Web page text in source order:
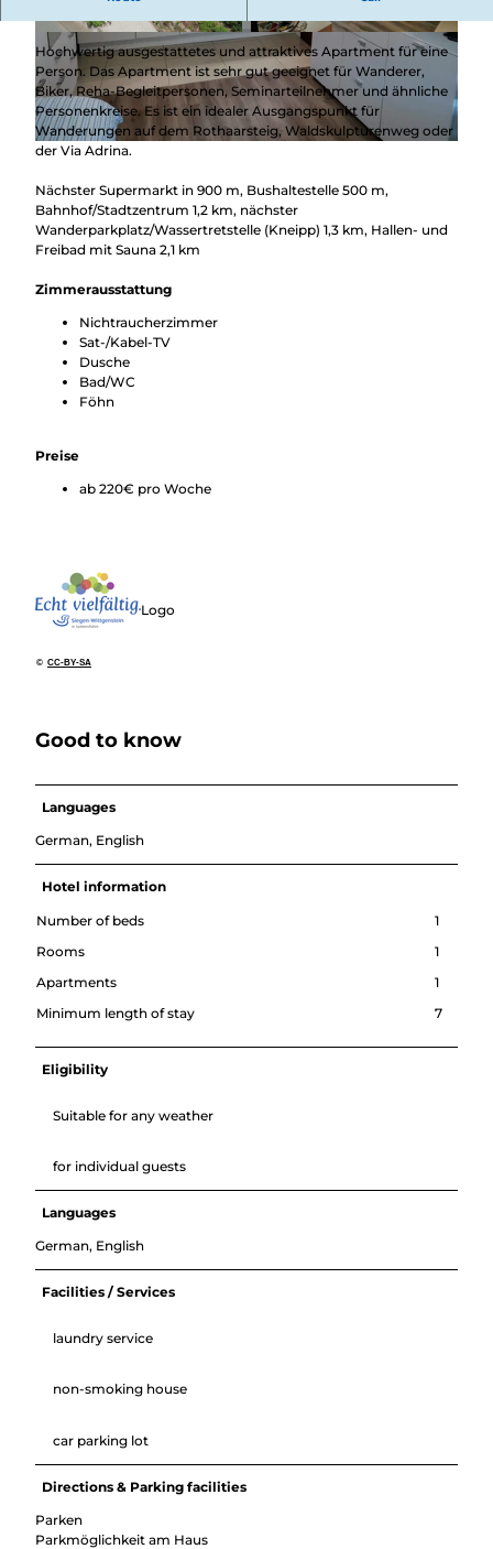
© Norbert Hofmann, Apartment Blue
© Norbert Hofmann, Apartment Blue © Norbert Hofmann, Apartment Blue
Hochwertig ausgestattetes und attraktives Apartment für eine
Person. Das Apartment ist sehr gut geeignet für Wanderer,
Biker, Reha-Begleitpersonen, Seminarteilnehmer und ähnliche
Personenkreise. Es ist ein idealer Ausgangspunkt für
Wanderungen auf dem Rothaarsteig, Waldskulpturenweg oder
der Via Adrina.
Nächster Supermarkt in 900 m, Bushaltestelle 500 m,
Bahnhof/Stadtzentrum 1,2 km, nächster
Wanderparkplatz/Wassertretstelle (Kneipp) 1,3 km, Hallen- und
Freibad mit Sauna 2,1 km
Zimmerausstattung
Nichtraucherzimmer
Sat-/Kabel-TV
Dusche
Bad/WC
Föhn
Preise
ab 220€ pro Woche
© CC-BY-SA
Logo
Good to know
Languages
German, English
Hotel information
Number of beds
1
Rooms
1
Apartments
1
Minimum length of stay
7
Eligibility
Suitable for any weather
for individual guests
Languages
German, English
Facilities / Services
laundry service
non-smoking house
car parking lot
Directions & Parking facilities
Parken
Parkmöglichkeit am Haus